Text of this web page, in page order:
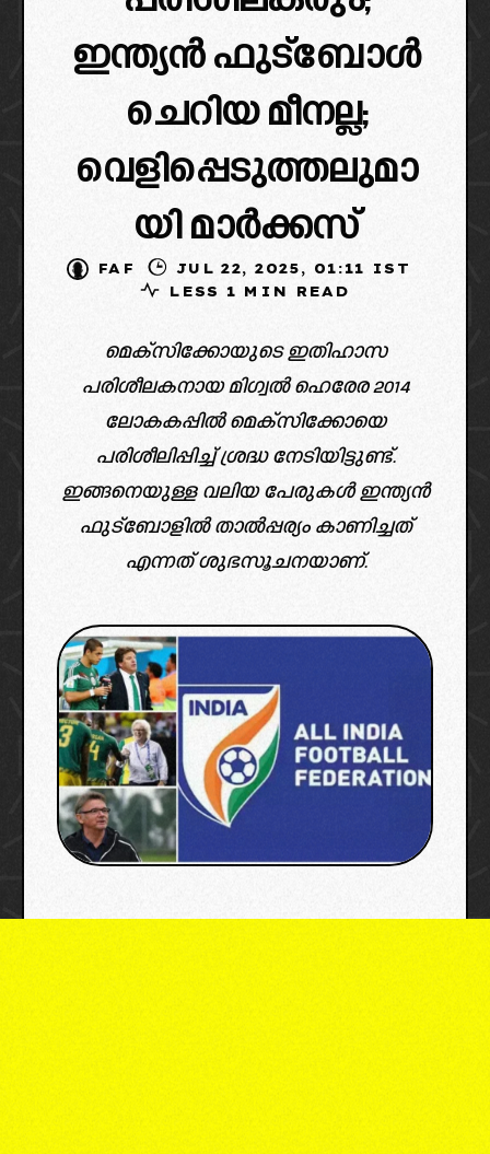
ഇന്ത്യൻ ഫുട്ബോൾ
ചെറിയ മീനല്ല;
വെളിപ്പെടുത്തലുമാ
യി മാർക്കസ്
FAF
JUL 22, 2025, 01:11 IST
LESS 1 MIN READ
മെക്സിക്കോയുടെ ഇതിഹാസ
പരിശീലകനായ മിഗ്വൽ ഹെരേര 2014
ലോകകപ്പിൽ മെക്സിക്കോയെ
പരിശീലിപ്പിച്ച് ശ്രദ്ധ നേടിയിട്ടുണ്ട്.
ഇങ്ങനെയുള്ള വലിയ പേരുകൾ ഇന്ത്യൻ
ഫുട്ബോളിൽ താൽപ്പര്യം കാണിച്ചത്
എന്നത് ശുഭസൂചനയാണ്.
image: fifa, aiff